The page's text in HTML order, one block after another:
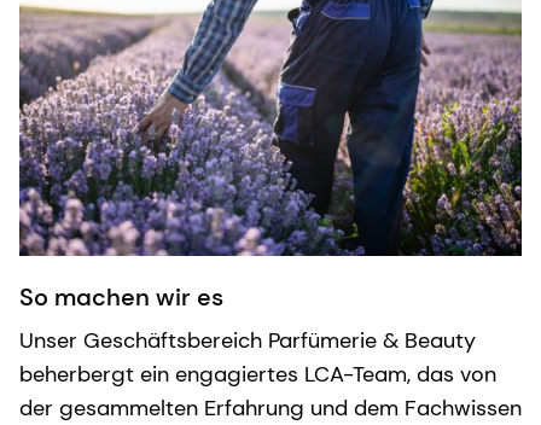
So machen wir es
Unser Geschäftsbereich Parfümerie & Beauty
beherbergt ein engagiertes LCA-Team, das von
der gesammelten Erfahrung und dem Fachwissen